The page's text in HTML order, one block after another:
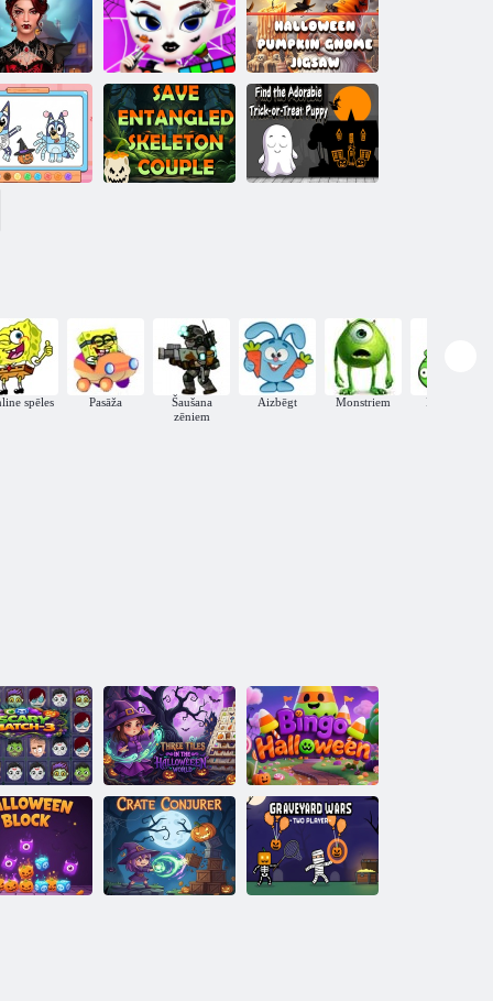
spēle
Clever Cia:
Helovīns 2048
3D Helovīna
finierzāģis
Spokainās
Helovīna
Krāsojamā
grāmata:
Helovīna
balerīna
Cappuccina
Helovīna ķirbju
rūķīšu
finierzāģis
spēles Pasāža
Šaušana
zēniem
Aizbēgt Monstriem Izglītības
mačs-3
Trīs flīzes
Helovīna
pasaulē
Bingo Helovīns